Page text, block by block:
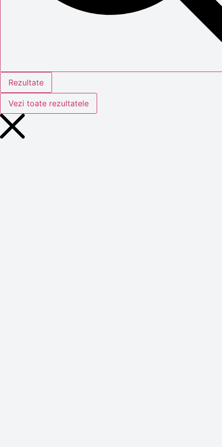
Rezultate
Vezi toate rezultatele